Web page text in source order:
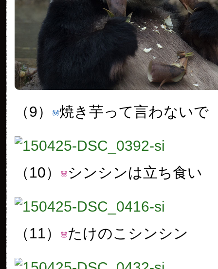
（9） 焼き芋って言わないで
（10） シンシンは立ち食い
（11） たけのこシンシン